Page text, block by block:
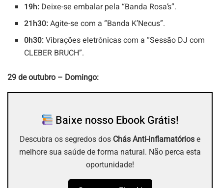
19h: Deixe-se embalar pela “Banda Rosa’s”.
21h30:Agite-se com a “Banda K’Necus”.
0h30:Vibrações eletrônicas com a “Sessão DJ com
CLEBER BRUCH”.
29 de outubro – Domingo:
Baixe nosso Ebook Grátis!
Descubra os segredos dos Chás Anti-inflamatórios e
melhore sua saúde de forma natural. Não perca esta
oportunidade!